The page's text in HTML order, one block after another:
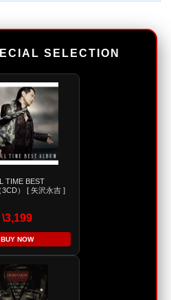
SELECTION
TIME BEST
3CD） [ 矢沢永吉 ]
\3,199
BUY NOW